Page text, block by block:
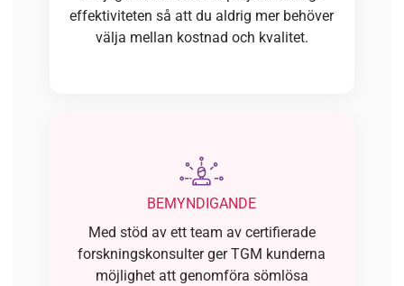
effektiviteten så att du aldrig mer behöver
välja mellan kostnad och kvalitet.
BEMYNDIGANDE
Med stöd av ett team av certifierade
forskningskonsulter ger TGM kunderna
möjlighet att genomföra sömlösa